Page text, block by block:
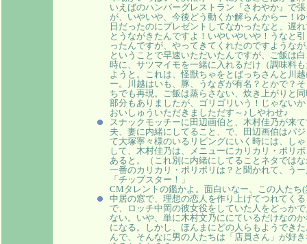
いえばのハンバーグレストラン『さわやか』で
が、いやいや、今後どう動くか解らんからー！
日だったのにプレゼントしてなかったなと、遅
とうながきたんですよ！いやいやいや！うなと
ったんですが、やってきてくれたのですような
ということで早速いただいたんですが、ご飯は
時に、サツマイモを一緒に入れるだけ（調味料
ようと。これは、怪獣ちゃをとばっちさんと川
ー。川越はいも、豚、うなぎが有名？とかで？
ちでも再現。ご飯は蒸らさない、炊き上がりと
部分もありましたが、ゴリゴリいう！じゃない
おいしゅういただきましただす～♪しやわせ♪
スナックモッチーに田辺画伯と、木村佳乃が来
夫、妻に内緒にしてること、で、田辺画伯はパ
て大塚寧々様のいるリビングにいく時には、し
して、木村佳乃は、メニューにカリカリ・ポリ
あると。（これ別に内緒にしてることネタでは
一番のカリカリ・ポリポリは？と聞かれて、う
「チップスター！」
CMタレントの鑑かよ。面白いなー、この人たち(
中居の窓で、理想の恋人を作り上げてつれてく
で、ロッチ中岡の彼女役をしていた人をどっか
ない。いや、単に木村文乃ににているだけなの
になる。しかし、ほんまにどの人らもようでき
んで、そんなに男の人たちは「店員さん」が好